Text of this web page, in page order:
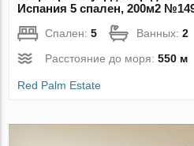
Испания 5 спален, 200м2
Спален:5 Ванных:2
Расстояние до моря:550 м
Red Palm Estate